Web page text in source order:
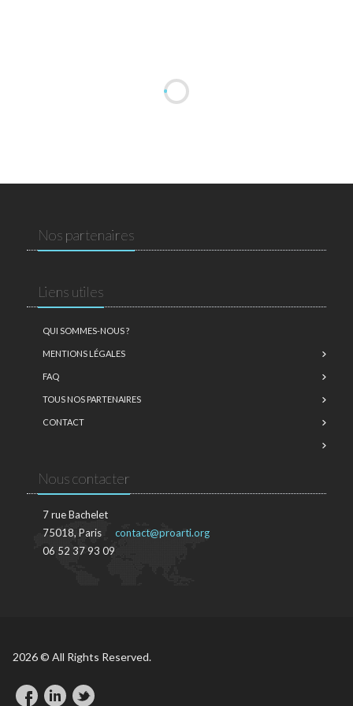
Nos partenaires
Liens utiles
QUI SOMMES-NOUS ?
MENTIONS LÉGALES
FAQ
TOUS NOS PARTENAIRES
CONTACT
Nous contacter
7 rue Bachelet
75018, Paris
06 52 37 93 09
contact@proarti.org
2026 © All Rights Reserved.